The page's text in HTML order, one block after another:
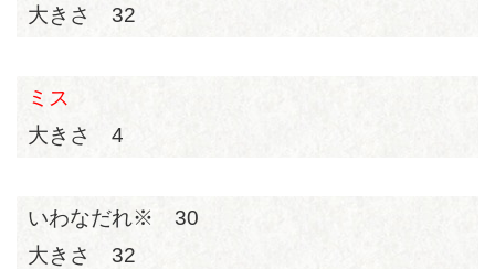
大きさ 32
ミス
大きさ 4
いわなだれ※ 30
大きさ 32